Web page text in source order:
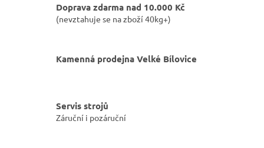
Doprava zdarma nad 10.000 Kč
(nevztahuje se na zboží 40kg+)
Kamenná prodejna Velké Bílovice
Servis strojů
Záruční i pozáruční